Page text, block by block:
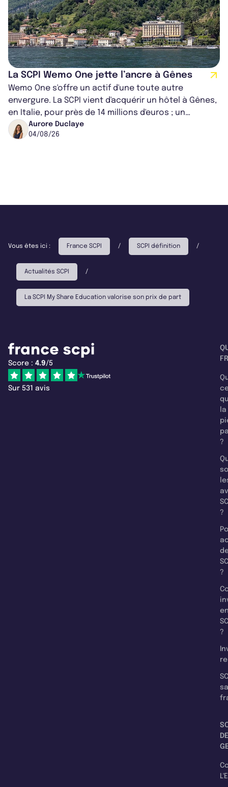
La SCPI Wemo One jette l’ancre à Gênes
Wemo One s'offre un actif d'une toute autre
envergure. La SCPI vient d'acquérir un hôtel à Gênes,
en Italie, pour près de 14 millions d'euros ; un
montant qui fait entorse avec ses...
Aurore Duclaye
04/08/26
Vous êtes ici : France SCPI / SCPI définition /
Actualités SCPI /
La SCPI My Share Education valorise son prix de part
Score : 4.9/5
Sur 531 avis
la
?
?
?
?
DE